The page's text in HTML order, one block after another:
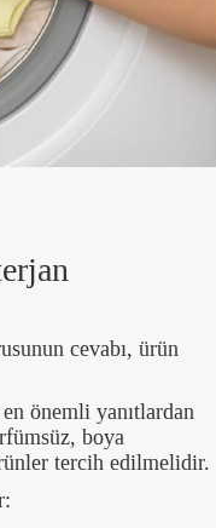
cevabı, ürün
en önemli yanıtlardan
boya
tercih edilmelidir.